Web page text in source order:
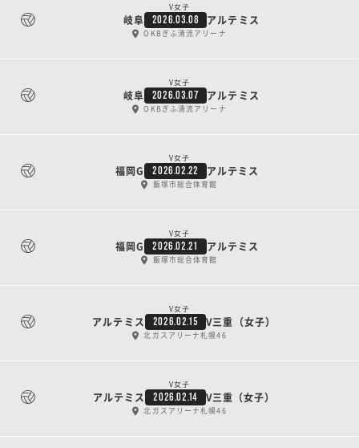
V女子
岐阜 2026.03.08 アルテミス
OKBぎふ清流アリーナ
V女子
岐阜 2026.03.07 アルテミス
OKBぎふ清流アリーナ
V女子
福岡G 2026.02.22 アルテミス
飯塚市総合体育館
V女子
福岡G 2026.02.21 アルテミス
飯塚市総合体育館
V女子
アルテミス 2026.02.15 V三重（女子）
北ガスアリーナ札幌46
V女子
アルテミス 2026.02.14 V三重（女子）
北ガスアリーナ札幌46